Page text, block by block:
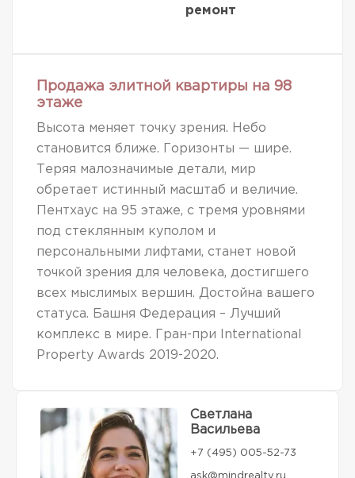
ремонт
Продажа элитной квартиры на 98
этаже
Высота меняет точку зрения. Небо
становится ближе. Горизонты — шире.
Теряя малозначимые детали, мир
обретает истинный масштаб и величие.
Пентхаус на 95 этаже, с тремя уровнями
под стеклянным куполом и
персональными лифтами, станет новой
точкой зрения для человека, достигшего
всех мыслимых вершин. Достойна вашего
статуса. Башня Федерация – Лучший
комплекс в мире. Гран-при International
Property Awards 2019-2020.
Светлана
Васильева
+7 (495) 005-52-73
ask@mindrealty.ru